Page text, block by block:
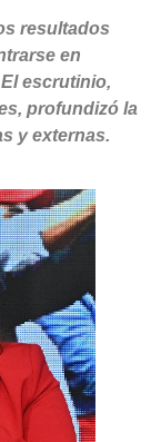
resultados
en
escrutinio,
profundizó la
y externas.